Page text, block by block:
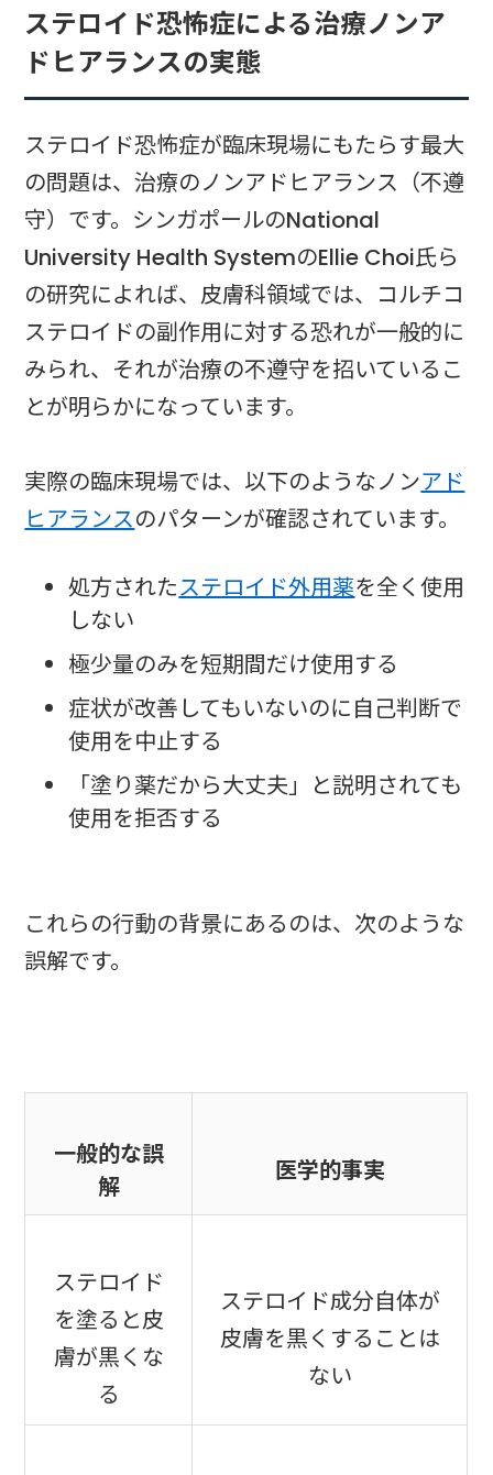
ステロイド恐怖症による治療ノンア
ドヒアランスの実態
ステロイド恐怖症が臨床現場にもたらす最大
の問題は、治療のノンアドヒアランス（不遵
守）です。シンガポールのNational
University Health SystemのEllie Choi氏ら
の研究によれば、皮膚科領域では、コルチコ
ステロイドの副作用に対する恐れが一般的に
みられ、それが治療の不遵守を招いているこ
とが明らかになっています。
実際の臨床現場では、以下のようなノンアド
ヒアランスのパターンが確認されています。
処方されたステロイド外用薬を全く使用
しない
極少量のみを短期間だけ使用する
症状が改善してもいないのに自己判断で
使用を中止する
「塗り薬だから大丈夫」と説明されても
使用を拒否する
これらの行動の背景にあるのは、次のような
誤解です。
一般的な誤
解
医学的事実
ステロイド
を塗ると皮
膚が黒くな
る
ステロイド成分自体が
皮膚を黒くすることは
ない